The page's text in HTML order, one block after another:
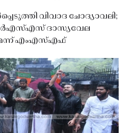
വിവാദ ചോദ്യാവലി;
ദാസ്യവേല
എംഎസ്എഫ്